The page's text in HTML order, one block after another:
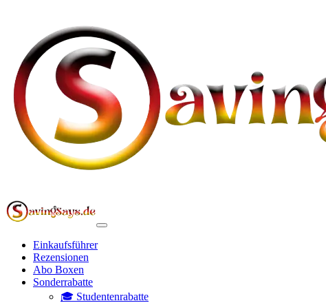
Einkaufsführer
Rezensionen
Abo Boxen
Sonderrabatte
🎓 Studentenrabatte